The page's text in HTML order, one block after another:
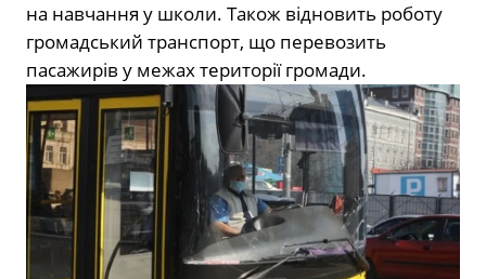
на навчання у школи. Також відновить роботу
громадський транспорт, що перевозить
пасажирів у межах території громади.